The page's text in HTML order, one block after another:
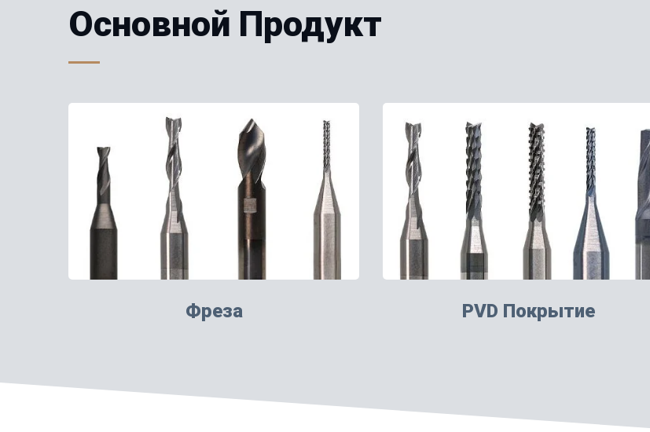
Основной Продукт
Фреза PVD Покрытие